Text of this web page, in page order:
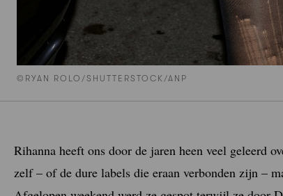
©RYAN ROLO/SHUTTERSTOCK/ANP
Rihanna heeft ons door de jaren heen veel geleerd
zelf – of de dure labels die eraan verbonden zijn –